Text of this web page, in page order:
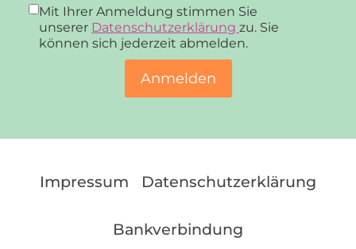
Datenschutz*
Mit Ihrer Anmeldung stimmen Sie
unserer Datenschutzerklärung zu. Sie
können sich jederzeit abmelden.
Anmelden
Impressum Datenschutzerklärung
Bankverbindung